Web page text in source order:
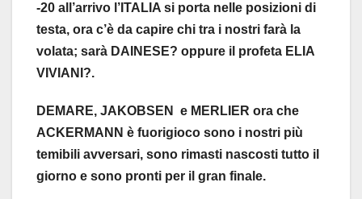
-20 all’arrivo l’ITALIA si porta nelle posizioni di
testa, ora c’è da capire chi tra i nostri farà la
volata; sarà DAINESE? oppure il profeta ELIA
VIVIANI?.
DEMARE, JAKOBSEN e MERLIER ora che
ACKERMANN è fuorigioco sono i nostri più
temibili avversari, sono rimasti nascosti tutto il
giorno e sono pronti per il gran finale.